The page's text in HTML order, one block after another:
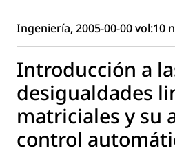
Ingeniería, 2005-00-00 vol:10
Introducción a
desigualdades
matriciales y su
control